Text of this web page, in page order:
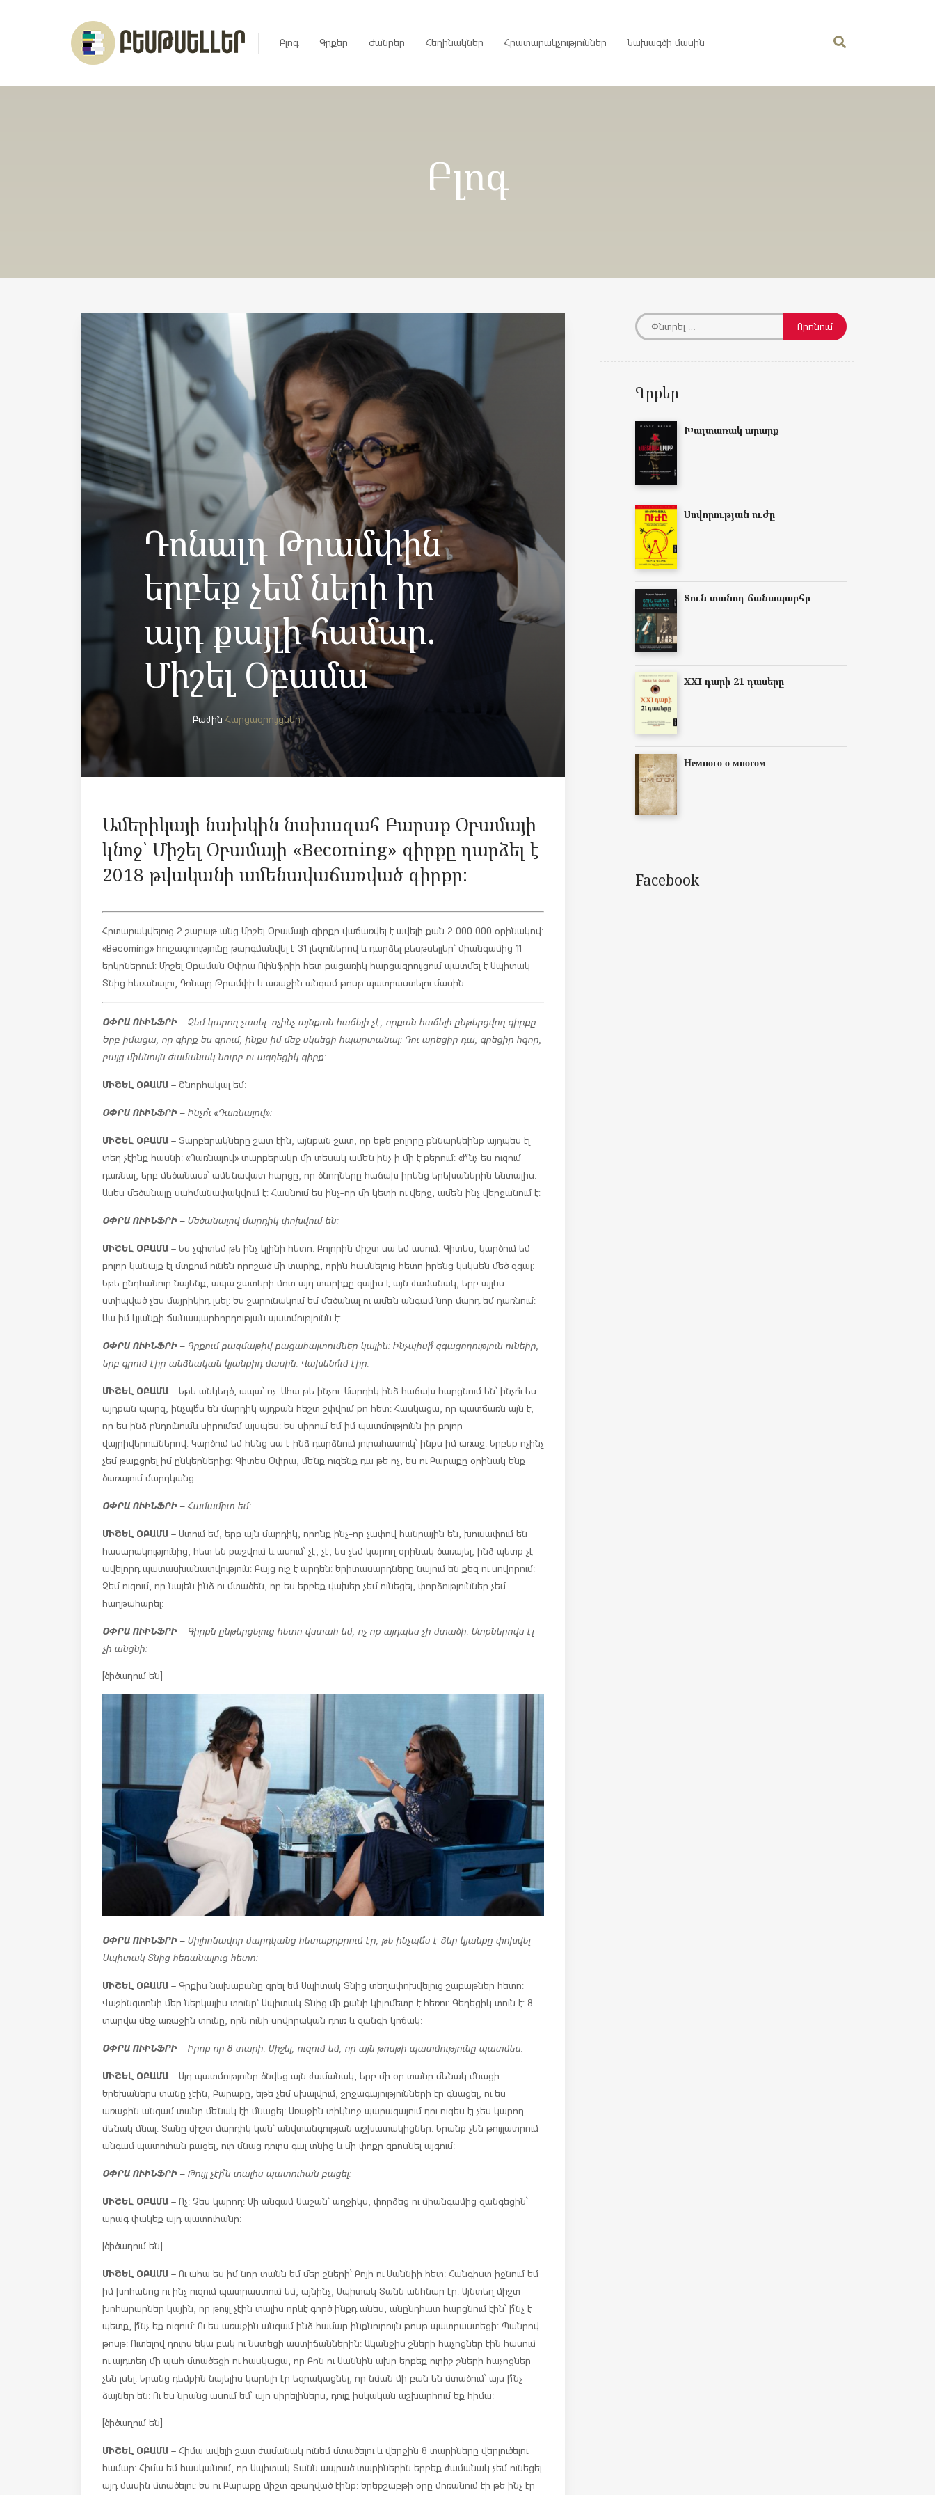
Բլոգ Գրքեր Ժանրեր Հեղինակներ Հրատարակչություններ Նախագծի մասին
Բլոգ
Դոնալդ Թրամփին
երբեք չեմ ների իր
այդ քայլի համար.
Միշել Օբամա
Բաժին Հարցազրույցներ
Ամերիկայի նախկին նախագահ Բարաք Օբամայի
կնոջ՝ Միշել Օբամայի «Becoming» գիրքը դարձել է
2018 թվականի ամենավաճառված գիրքը:
Հրտարակվելուց 2 շաբաթ անց Միշել Օբամայի գիրքը վաճառվել է ավելի քան 2.000.000 օրինակով:
«Becoming» հուշագրությունը թարգմանվել է 31 լեզուներով և դարձել բեսթսելլեր՝ միանգամից 11
երկրներում: Միշել Օբաման Օփրա Ուինֆրիի հետ բացառիկ հարցազրույցում պատմել է Սպիտակ
Տնից հեռանալու, Դոնալդ Թրամփի և առաջին անգամ թոսթ պատրաստելու մասին:
ՕՓՐԱ ՈՒԻՆՖՐԻ– Չեմ կարող չասել. ոչինչ այնքան հաճելի չէ, որքան հաճելի ընթերցվող գիրքը:
Երբ իմացա, որ գիրք ես գրում, ինքս իմ մեջ սկսեցի հպարտանալ: Դու արեցիր դա, գրեցիր հզոր,
բայց միևնույն ժամանակ նուրբ ու ազդեցիկ գիրք:
ՄԻՇԵԼ ՕԲԱՄԱ – Շնորհակալ եմ:
ՕՓՐԱ ՈՒԻՆՖՐԻ– Ինչո՞ւ «Դառնալով»:
ՄԻՇԵԼ ՕԲԱՄԱ – Տարբերակները շատ էին, այնքան շատ, որ եթե բոլորը քննարկեինք այդպես էլ
տեղ չէինք հասնի: «Դառնալով» տարբերակը մի տեսակ ամեն ինչ ի մի է բերում: «Ի՞նչ ես ուզում
դառնալ, երբ մեծանաս»՝ ամենավատ հարցը, որ ծնողները հաճախ իրենց երեխաներին են տալիս:
Ասես մեծանալը սահմանափակվում է: Հասնում ես ինչ-որ մի կետի ու վերջ, ամեն ինչ վերջանում է:
ՕՓՐԱ ՈՒԻՆՖՐԻ– Մեծանալով մարդիկ փոխվում են:
ՄԻՇԵԼ ՕԲԱՄԱ – Ես չգիտեմ թե ինչ կլինի հետո: Բոլորին միշտ սա եմ ասում: Գիտես, կարծում եմ
բոլոր կանայք էլ մտքում ունեն որոշած մի տարիք, որին հասնելուց հետո իրենց կսկսեն մեծ զգալ:
Եթե ընդհանուր նայենք, ապա շատերի մոտ այդ տարիքը գալիս է այն ժամանակ, երբ այլևս
ստիպված չես մայրիկիդ լսել: Ես շարունակում եմ մեծանալ ու ամեն անգամ նոր մարդ եմ դառնում:
Սա իմ կյանքի ճանապարհորդության պատմությունն է:
ՕՓՐԱ ՈՒԻՆՖՐԻ– Գրքում բազմաթիվ բացահայտումներ կային: Ինչպիսի՞ զգացողություն ունեիր,
երբ գրում էիր անձնական կյանքիդ մասին: Վախենո՞ւմ էիր:
ՄԻՇԵԼ ՕԲԱՄԱ – Եթե անկեղծ, ապա՝ ոչ: Ահա թե ինչու: Մարդիկ ինձ հաճախ հարցնում են՝ ինչո՞ւ ես
այդքան պարզ, ինչպե՞ս են մարդիկ այդքան հեշտ շփվում քո հետ: Հասկացա, որ պատճառն այն է,
որ ես ինձ ընդունում և սիրում եմ այսպես: Ես սիրում եմ իմ պատմությունն իր բոլոր
վայրիվերումներով: Կարծում եմ հենց սա է ինձ դարձնում յուրահատուկ՝ ինքս իմ առաջ: Երբեք ոչինչ
չեմ թաքցրել իմ ընկերներից: Գիտես Օփրա, մենք ուզենք դա թե ոչ, ես ու Բարաքը օրինակ ենք
ծառայում մարդկանց:
ՕՓՐԱ ՈՒԻՆՖՐԻ– Համամիտ եմ:
ՄԻՇԵԼ ՕԲԱՄԱ – Ատում եմ, երբ այն մարդիկ, որոնք ինչ-որ չափով հանրային են, խուսափում են
հասարակությունից, հետ են քաշվում և ասում՝ չէ, չէ, ես չեմ կարող օրինակ ծառայել, ինձ պետք չէ
ավելորդ պատասխանատվություն: Բայց ուշ է արդեն: Երիտասարդները նայում են քեզ ու սովորում:
Չեմ ուզում, որ նայեն ինձ ու մտածեն, որ ես երբեք վախեր չեմ ունեցել, փորձություններ չեմ
հաղթահարել:
ՕՓՐԱ ՈՒԻՆՖՐԻ– Գիրքն ընթերցելուց հետո վստահ եմ, ոչ ոք այդպես չի մտածի: Մտքներովս էլ
չի անցնի:
[ծիծաղում են]
ՕՓՐԱ ՈՒԻՆՖՐԻ– Միլիոնավոր մարդկանց հետաքրքրում էր, թե ինչպե՞ս է ձեր կյանքը փոխվել
Սպիտակ Տնից հեռանալուց հետո:
ՄԻՇԵԼ ՕԲԱՄԱ – Գրքիս նախաբանը գրել եմ Սպիտակ Տնից տեղափոխվելուց շաբաթներ հետո:
Վաշինգտոնի մեր ներկայիս տունը՝ Սպիտակ Տնից մի քանի կիլոմետր է հեռու: Գեղեցիկ տուն է: 8
տարվա մեջ առաջին տունը, որն ունի սովորական դուռ և զանգի կոճակ:
ՕՓՐԱ ՈՒԻՆՖՐԻ– Իրոք որ 8 տարի: Միշել, ուզում եմ, որ այն թոսթի պատմությունը պատմես:
ՄԻՇԵԼ ՕԲԱՄԱ – Այդ պատմությունը ծնվեց այն ժամանակ, երբ մի օր տանը մենակ մնացի:
Երեխաներս տանը չէին, Բարաքը, եթե չեմ սխալվում, շրջագայությունների էր գնացել, ու ես
առաջին անգամ տանը մենակ էի մնացել: Առաջին տիկնոջ պարագայում դու ուզես էլ չես կարող
մենակ մնալ: Տանը միշտ մարդիկ կան՝ անվտանգության աշխատակիցներ: Նրանք չեն թույլատրում
անգամ պատուհան բացել, ուր մնաց դուրս գալ տնից և մի փոքր զբոսնել այգում:
ՕՓՐԱ ՈՒԻՆՖՐԻ– Թույլ չէի՞ն տալիս պատուհան բացել:
ՄԻՇԵԼ ՕԲԱՄԱ – Ոչ: Չես կարող: Մի անգամ Սաշան՝ աղջիկս, փորձեց ու միանգամից զանգեցին՝
արագ փակեք այդ պատուհանը:
[ծիծաղում են]
ՄԻՇԵԼ ՕԲԱՄԱ – Ու ահա ես իմ նոր տանն եմ մեր շների՝ Բոյի ու Սաննիի հետ: Հանգիստ իջնում եմ
իմ խոհանոց ու ինչ ուզում պատրաստում եմ, այնինչ, Սպիտակ Տանն անհնար էր: Այնտեղ միշտ
խոհարարներ կային, որ թույլ չէին տալիս որևէ գործ ինքդ անես, անընդհատ հարցնում էին՝ ի՞նչ է
պետք, ի՞նչ եք ուզում: Ու ես առաջին անգամ ինձ համար ինքնուրույն թոսթ պատրաստեցի: Պանրով
թոսթ: Ուտելով դուրս եկա բակ ու նստեցի աստիճաններին: Ականջիս շների հաչոցներ էին հասում
ու այդտեղ մի պահ մտածեցի ու հասկացա, որ Բոն ու Սաննին ախր երբեք ուրիշ շների հաչոցներ
չեն լսել: Նրանց դեմքին նայելիս կարելի էր եզրակացնել, որ նման մի բան են մտածում՝ այս ի՞նչ
ձայներ են: Ու ես նրանց ասում եմ՝ այո սիրելիներս, դուք իսկական աշխարհում եք հիմա:
[ծիծաղում են]
ՄԻՇԵԼ ՕԲԱՄԱ – Հիմա ավելի շատ ժամանակ ունեմ մտածելու և վերջին 8 տարիները վերլուծելու
համար: Հիմա եմ հասկանում, որ Սպիտակ Տանն ապրած տարիներին երբեք ժամանակ չեմ ունեցել
այդ մասին մտածելու: Ես ու Բարաքը միշտ զբաղված էինք: Երեքշաբթի օրը մոռանում էի թե ինչ էր
Գրքեր
Խայտառակ արարք
Սովորության ուժը
Տուն տանող ճանապարհը
XXI դարի 21 դասերը
Немного о многом
Facebook